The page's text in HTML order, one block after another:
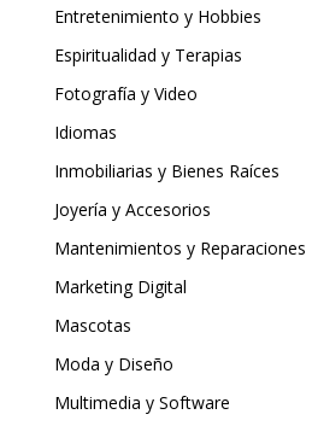
Entretenimiento y Hobbies
Espiritualidad y Terapias
Fotografía y Video
Idiomas
Inmobiliarias y Bienes Raíces
Joyería y Accesorios
Mantenimientos y Reparaciones
Marketing Digital
Mascotas
Moda y Diseño
Multimedia y Software